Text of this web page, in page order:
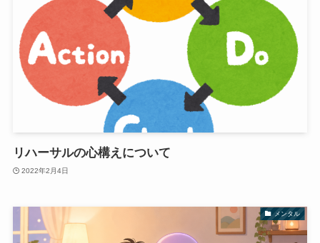
リハーサルの心構えについて
2022年2月4日
メンタル